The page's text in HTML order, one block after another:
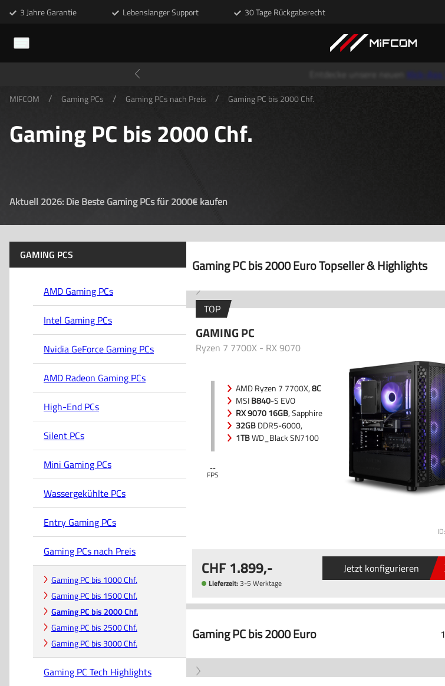
3 Jahre Garantie Lebenslanger Support 30 Tage Rückgaberecht
Kick-
MIFCOM / Gaming PCs / Gaming PCs nach Preis / Gaming PC bis 2000 Chf.
Gaming PC bis 2000 Chf.
Aktuell 2026: Die Beste Gaming PCs für 2000€ kaufen
GAMING PCS
AMD Gaming PCs
Intel Gaming PCs
Nvidia GeForce Gaming PCs
AMD Radeon Gaming PCs
High-End PCs
Silent PCs
Mini Gaming PCs
Wassergekühlte PCs
Entry Gaming PCs
Gaming PCs nach Preis
Gaming PC bis 1000 Chf.
Gaming PC bis 1500 Chf.
Gaming PC bis 2000 Chf.
Gaming PC bis 2500 Chf.
Gaming PC bis 3000 Chf.
Gaming PC Tech Highlights
Gaming PC bis 2000 Euro Topseller & Highlights
TOP
GAMING PC
Ryzen 7 7700X - RX 9070
--
AMD Ryzen 7 7700X,8C
MSIB840-S EVO
RX 9070 16GB, Sapphire
32GBDDR5-6000,
Corsair
1TBWD_Black SN7100
1.899,-
Lieferzeit:3-5 Werktage
Jetzt konfigurieren
Gaming PC bis 2000 Euro